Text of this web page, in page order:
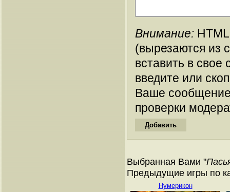
Внимание:
(вырезаются из
вставить в
введите или
Ваше
проверки
Выбранная Вами "
Предыдущие игры по
Нумерикон